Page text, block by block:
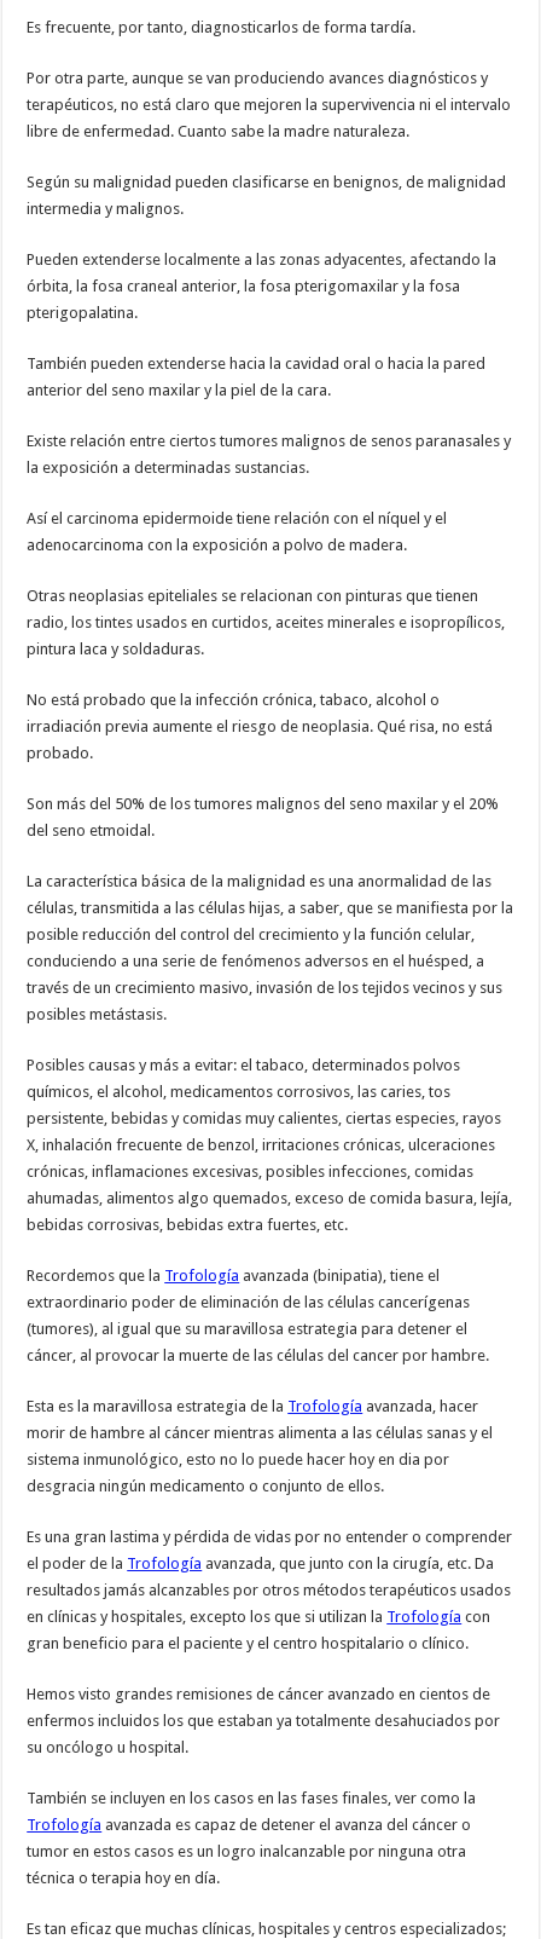
Es frecuente, por tanto, diagnosticarlos de forma tardía.
Por otra parte, aunque se van produciendo avances diagnósticos y
terapéuticos, no está claro que mejoren la supervivencia ni el intervalo
libre de enfermedad. Cuanto sabe la madre naturaleza.
Según su malignidad pueden clasificarse en benignos, de malignidad
intermedia y malignos.
Pueden extenderse localmente a las zonas adyacentes, afectando la
órbita, la fosa craneal anterior, la fosa pterigomaxilar y la fosa
pterigopalatina.
También pueden extenderse hacia la cavidad oral o hacia la pared
anterior del seno maxilar y la piel de la cara.
Existe relación entre ciertos tumores malignos de senos paranasales y
la exposición a determinadas sustancias.
Así el carcinoma epidermoide tiene relación con el níquel y el
adenocarcinoma con la exposición a polvo de madera.
Otras neoplasias epiteliales se relacionan con pinturas que tienen
radio, los tintes usados en curtidos, aceites minerales e isopropílicos,
pintura laca y soldaduras.
No está probado que la infección crónica, tabaco, alcohol o
irradiación previa aumente el riesgo de neoplasia. Qué risa, no está
probado.
Son más del 50% de los tumores malignos del seno maxilar y el 20%
del seno etmoidal.
La característica básica de la malignidad es una anormalidad de las
células, transmitida a las células hijas, a saber, que se manifiesta por la
posible reducción del control del crecimiento y la función celular,
conduciendo a una serie de fenómenos adversos en el huésped, a
través de un crecimiento masivo, invasión de los tejidos vecinos y sus
posibles metástasis.
Posibles causas y más a evitar: el tabaco, determinados polvos
químicos, el alcohol, medicamentos corrosivos, las caries, tos
persistente, bebidas y comidas muy calientes, ciertas especies, rayos
X, inhalación frecuente de benzol, irritaciones crónicas, ulceraciones
crónicas, inflamaciones excesivas, posibles infecciones, comidas
ahumadas, alimentos algo quemados, exceso de comida basura, lejía,
bebidas corrosivas, bebidas extra fuertes, etc.
Recordemos que la Trofología avanzada (binipatia), tiene el
extraordinario poder de eliminación de las células cancerígenas
(tumores), al igual que su maravillosa estrategia para detener el
cáncer, al provocar la muerte de las células del cancer por hambre.
Esta es la maravillosa estrategia de la Trofología avanzada, hacer
morir de hambre al cáncer mientras alimenta a las células sanas y el
sistema inmunológico, esto no lo puede hacer hoy en dia por
desgracia ningún medicamento o conjunto de ellos.
Es una gran lastima y pérdida de vidas por no entender o comprender
el poder de la Trofología avanzada, que junto con la cirugía, etc. Da
resultados jamás alcanzables por otros métodos terapéuticos usados
en clínicas y hospitales, excepto los que si utilizan la Trofología con
gran beneficio para el paciente y el centro hospitalario o clínico.
Hemos visto grandes remisiones de cáncer avanzado en cientos de
enfermos incluidos los que estaban ya totalmente desahuciados por
su oncólogo u hospital.
También se incluyen en los casos en las fases finales, ver como la
Trofología avanzada es capaz de detener el avanza del cáncer o
tumor en estos casos es un logro inalcanzable por ninguna otra
técnica o terapia hoy en día.
Es tan eficaz que muchas clínicas, hospitales y centros especializados;